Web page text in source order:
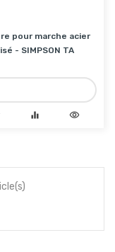
pour marche acier
- SIMPSON TA
equalizer visibility